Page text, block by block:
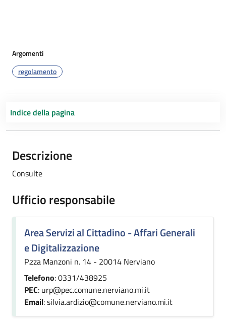
Argomenti
regolamento
Indice della pagina
Descrizione
Consulte
Ufficio responsabile
Area Servizi al Cittadino - Affari Generali
e Digitalizzazione
P.zza Manzoni n. 14 - 20014 Nerviano
Telefono: 0331/438925
PEC: urp@pec.comune.nerviano.mi.it
Email: silvia.ardizio@comune.nerviano.mi.it